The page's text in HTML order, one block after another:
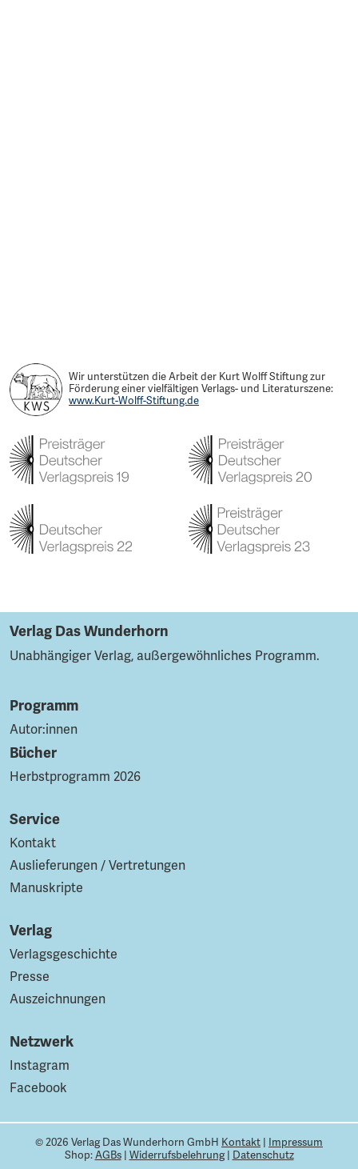
Wir unterstützen die Arbeit der Kurt Wolff Stiftung zur
Förderung einer vielfältigen Verlags- und Literaturszene:
www.Kurt-Wolff-Stiftung.de
Verlag Das Wunderhorn
Unabhängiger Verlag, außergewöhnliches Programm.
Programm
Autor:innen
Bücher
Herbstprogramm 2026
Service
Kontakt
Auslieferungen / Vertretungen
Manuskripte
Verlag
Verlagsgeschichte
Presse
Auszeichnungen
Netzwerk
Instagram
Facebook
© 2026 Verlag Das Wunderhorn GmbH Kontakt
Impressum
Shop:AGBs| Widerrufsbelehrung| Datenschutz